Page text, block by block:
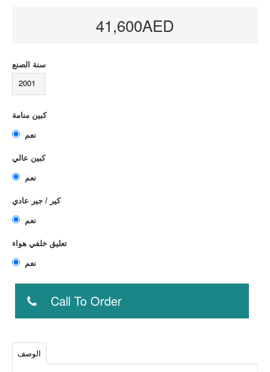
41,600AED
سنة الصنع
2001
كبين منامة
كبين عالي
كير / جير عادي
تعليق خلفي هواء
Call To Order
الوصف